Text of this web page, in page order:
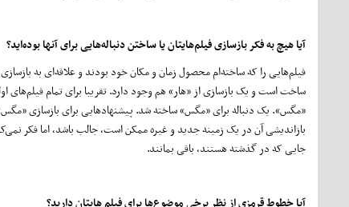
آیا هیچ به فکر بازسازی فیلم‌هایتان یا ساختن دنباله‌هایی برای آنها بوده‌اید؟
ساخت است و یک بازسازی از «هار» هم وجود دارد. تقریبا برای تمام فیلم‌های
«مگس». یک دنباله برای «مگس» ساخته شد. پیشنهادهایی برای بازسازی
بازاندیشی آن در یک زمینه جدید و غیره ممکن است، جالب باشد، اما فکر
جایی که در گذشته هستند، باقی بمانند.
آیا خطوط قرمزی از نظر برخی موضوع‌ها برای فیلم هایتان دارید؟